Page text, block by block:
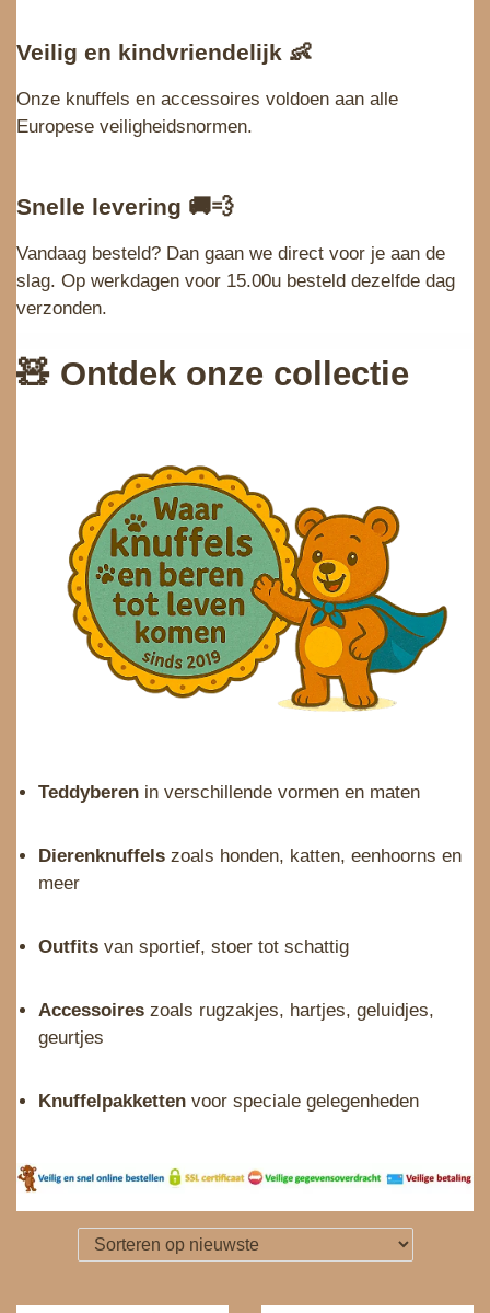
Veilig en kindvriendelijk 👶
Onze knuffels en accessoires voldoen aan alle
Europese veiligheidsnormen.
Snelle levering 🚚💨
Vandaag besteld? Dan gaan we direct voor je aan de
slag. Op werkdagen voor 15.00u besteld dezelfde dag
verzonden.
🧸 Ontdek onze collectie
Teddyberen in verschillende vormen en maten
Dierenknuffels zoals honden, katten, eenhoorns en
meer
Outfits van sportief, stoer tot schattig
Accessoires zoals rugzakjes, hartjes, geluidjes,
geurtjes
Knuffelpakketten voor speciale gelegenheden